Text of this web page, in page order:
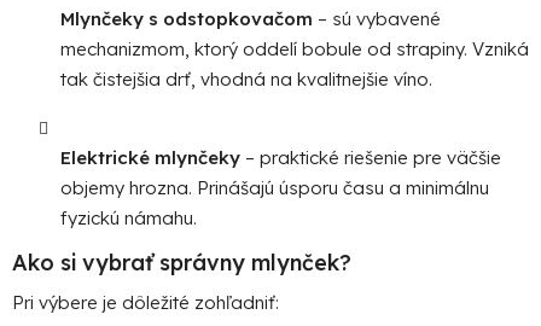
Mlynčeky s odstopkovačom – sú vybavené
mechanizmom, ktorý oddelí bobule od strapiny. Vzniká
tak čistejšia drť, vhodná na kvalitnejšie víno.
Elektrické mlynčeky – praktické riešenie pre väčšie
objemy hrozna. Prinášajú úsporu času a minimálnu
fyzickú námahu.
Ako si vybrať správny mlynček?
Pri výbere je dôležité zohľadniť: